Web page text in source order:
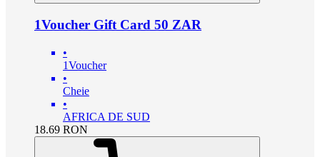
1Voucher Gift Card 50 ZAR
•
1Voucher
•
Cheie
•
AFRICA DE SUD
18.69 RON